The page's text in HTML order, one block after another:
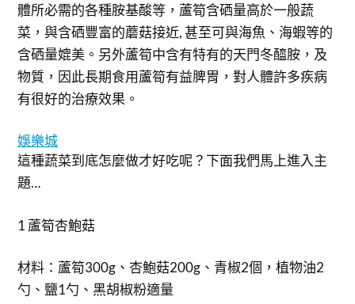
體所必需的各種胺基酸等，蘆筍含硒量高於一般蔬
菜，與含硒豐富的蘑菇接近, 甚至可與海魚、海蝦等的
含硒量媲美。另外蘆筍中含有特有的天門冬醯胺，及
物質，因此長期食用蘆筍有益脾胃，對人體許多疾病
有很好的治療效果。
娛樂城
這種蔬菜到底怎麼做才好吃呢？下面我們馬上進入主
題…
1 蘆筍杏鮑菇
材料：蘆筍300g、杏鮑菇200g、青椒2個，植物油2
勺、鹽1勺、黑胡椒粉適量